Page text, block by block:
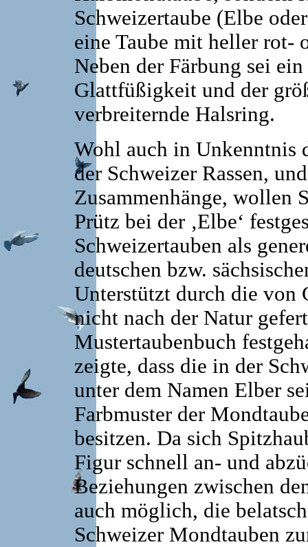
Schweizertaube (Elbe
eine Taube mit heller rot-
Neben der Färbung sei
Glattfüßigkeit und der
verbreiternde Halsring.
Wohl auch in Unkenntnis
der Schweizer Rassen,
Zusammenhänge, wollen
Prütz bei der ‚Elbe‘
Schweizertauben als
deutschen bzw.
Unterstützt durch die von
nicht nach der Natur
Mustertaubenbuch
zeigte, dass die in der
unter dem Namen Elber
Farbmuster der
besitzen. Da sich
Figur schnell an- und
Beziehungen zwischen
auch möglich, die
Schweizer Mondtauben